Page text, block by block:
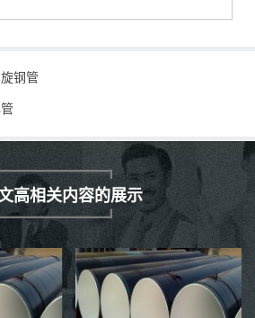
钢管
高相关内容的展示